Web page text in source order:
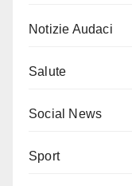
Notizie Audaci
Salute
Social News
Sport